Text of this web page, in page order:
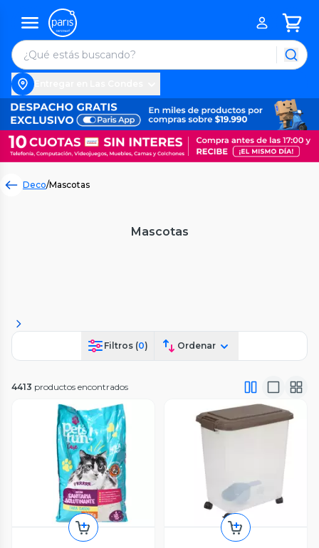
Deco/Mascotas
Mascotas
Filtros (0) Ordenar
4413 productos encontrados